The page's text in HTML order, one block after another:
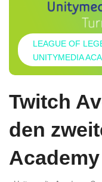
LEAGUE OF
UNITYMEDIA
Twitch
den